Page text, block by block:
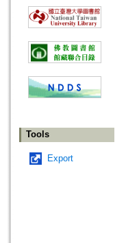
Tools
Export